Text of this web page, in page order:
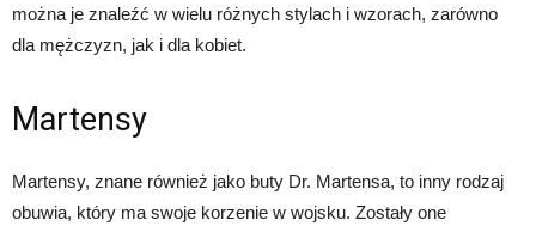
można je znaleźć w wielu różnych stylach i wzorach, zarówno
dla mężczyzn, jak i dla kobiet.
Martensy
Martensy, znane również jako buty Dr. Martensa, to inny rodzaj
obuwia, który ma swoje korzenie w wojsku. Zostały one